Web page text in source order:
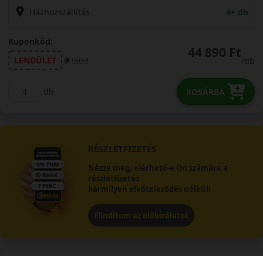
Házhozszállítás 4+ db
Kuponkód:
LENDÜLET
másol 44 890 Ft
/db
db KOSÁRBA
RÉSZLETFIZETÉS
Nézze meg, elérhető-e Ön számára a
részletfizetés
bármilyen elköteleződés nélkül!
Elindítom az előbírálatot